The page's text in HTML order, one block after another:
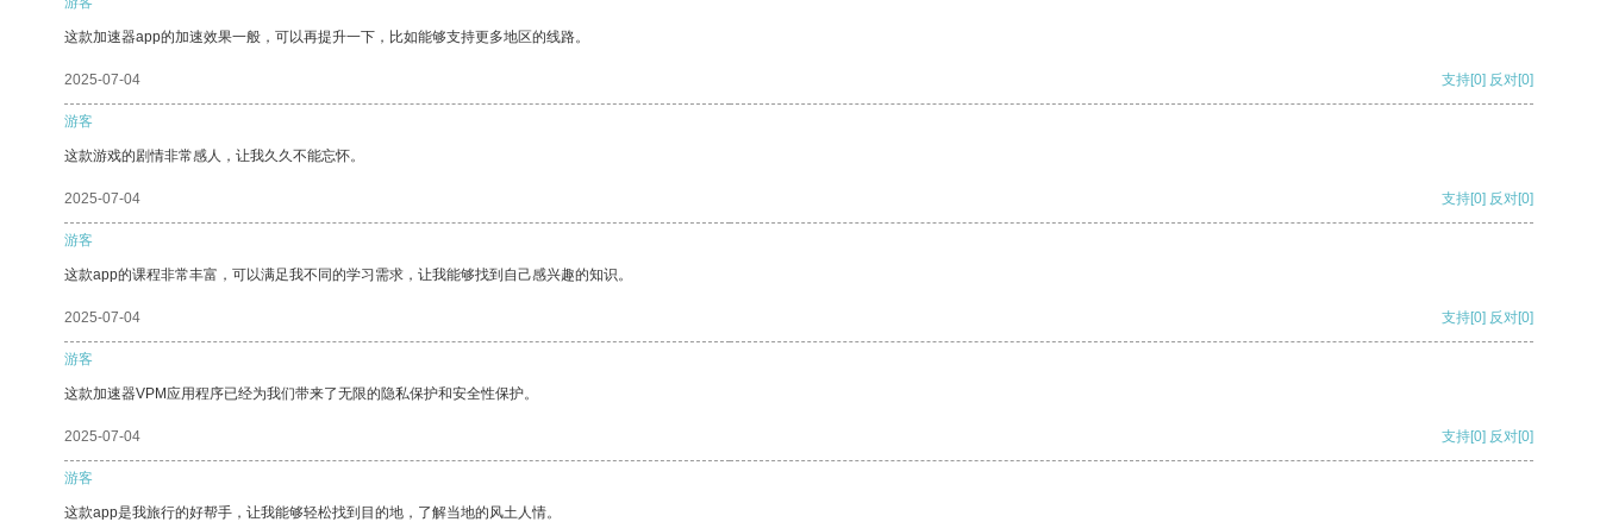
这款加速器app的加速效果一般，可以再提升一下，比如能够支持更多地区的线路。
2025-07-04 支持[0] 反对[0]
游客
这款游戏的剧情非常感人，让我久久不能忘怀。
2025-07-04 支持[0] 反对[0]
游客
这款app的课程非常丰富，可以满足我不同的学习需求，让我能够找到自己感兴趣的知识。
2025-07-04 支持[0] 反对[0]
游客
这款加速器VPM应用程序已经为我们带来了无限的隐私保护和安全性保护。
2025-07-04 支持[0] 反对[0]
游客
这款app是我旅行的好帮手，让我能够轻松找到目的地，了解当地的风土人情。